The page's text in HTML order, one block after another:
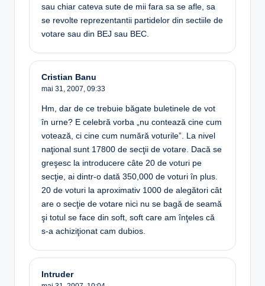
sau chiar cateva sute de mii fara sa se afle, sa
se revolte reprezentantii partidelor din sectiile de
votare sau din BEJ sau BEC.
Cristian Banu
mai 31, 2007, 09:33
Hm, dar de ce trebuie băgate buletinele de vot
în urne? E celebră vorba „nu contează cine cum
votează, ci cine cum numără voturile”. La nivel
naţional sunt 17800 de secţii de votare. Dacă se
greşesc la introducere câte 20 de voturi pe
secţie, ai dintr-o dată 350,000 de voturi în plus.
20 de voturi la aproximativ 1000 de alegători cât
are o secţie de votare nici nu se bagă de seamă
şi totul se face din soft, soft care am înţeles că
s-a achiziţionat cam dubios.
Intruder